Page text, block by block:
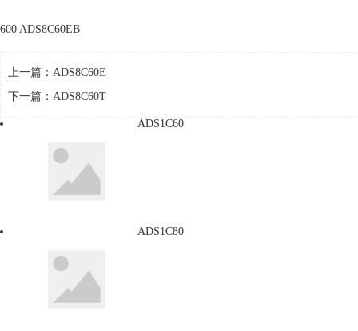
600 ADS8C60EB
上一篇： ADS8C60E
下一篇： ADS8C60T
ADS1C60
ADS1C80